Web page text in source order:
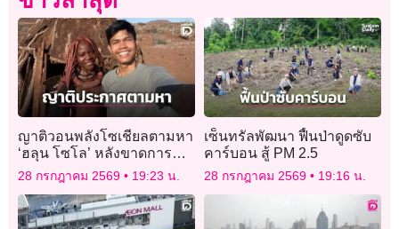
ญาติวอนพลังโซเชียลตามหา
‘ฮลุน โซโล’ หลังขาดการ
ติดต่อในประเทศจอร์เจีย
28 กรกฎาคม 2569 19:23 น.
เซ็นทรัลพัฒนา ฟื้นป่าดูดซับ
คาร์บอน สู้ PM 2.5
28 กรกฎาคม 2569 19:16 น.